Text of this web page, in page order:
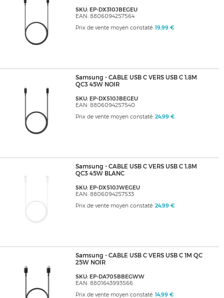
SKU: EP-DX310JBEGEU
EAN: 8806094257564
Prix de vente moyen constaté: 19,99 €
Samsung - CABLE USB C VERS USB C 1,8M
QC3 45W NOIR
SKU: EP-DX510JBEGEU
EAN: 8806094257540
Prix de vente moyen constaté: 24,99 €
Samsung - CABLE USB C VERS USB C 1,8M
QC3 45W BLANC
SKU: EP-DX510JWEGEU
EAN: 8806094257533
Prix de vente moyen constaté: 24,99 €
Samsung - CABLE USB C VERS USB C 1M QC
25W NOIR
SKU: EP-DA705BBEGWW
EAN: 8801643993566
Prix de vente moyen constaté: 14,99 €